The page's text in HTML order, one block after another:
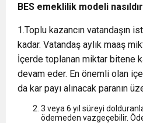
BES emeklilik modeli
1.Toplu kazancın vatandaşın
kadar. Vatandaş aylık maaş
İçerde toplanan miktar bitene
devam eder. En önemli olan
da kar payı alınacak paranın
3 veya 6 yıl süreyi
ödemeden vazgeçebilir.